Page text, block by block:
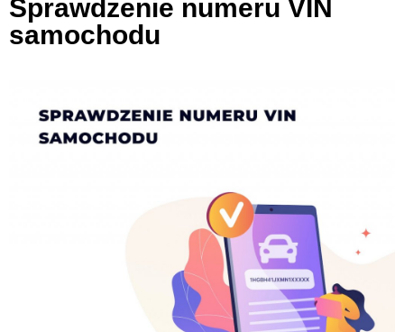
Sprawdzenie numeru VIN
samochodu